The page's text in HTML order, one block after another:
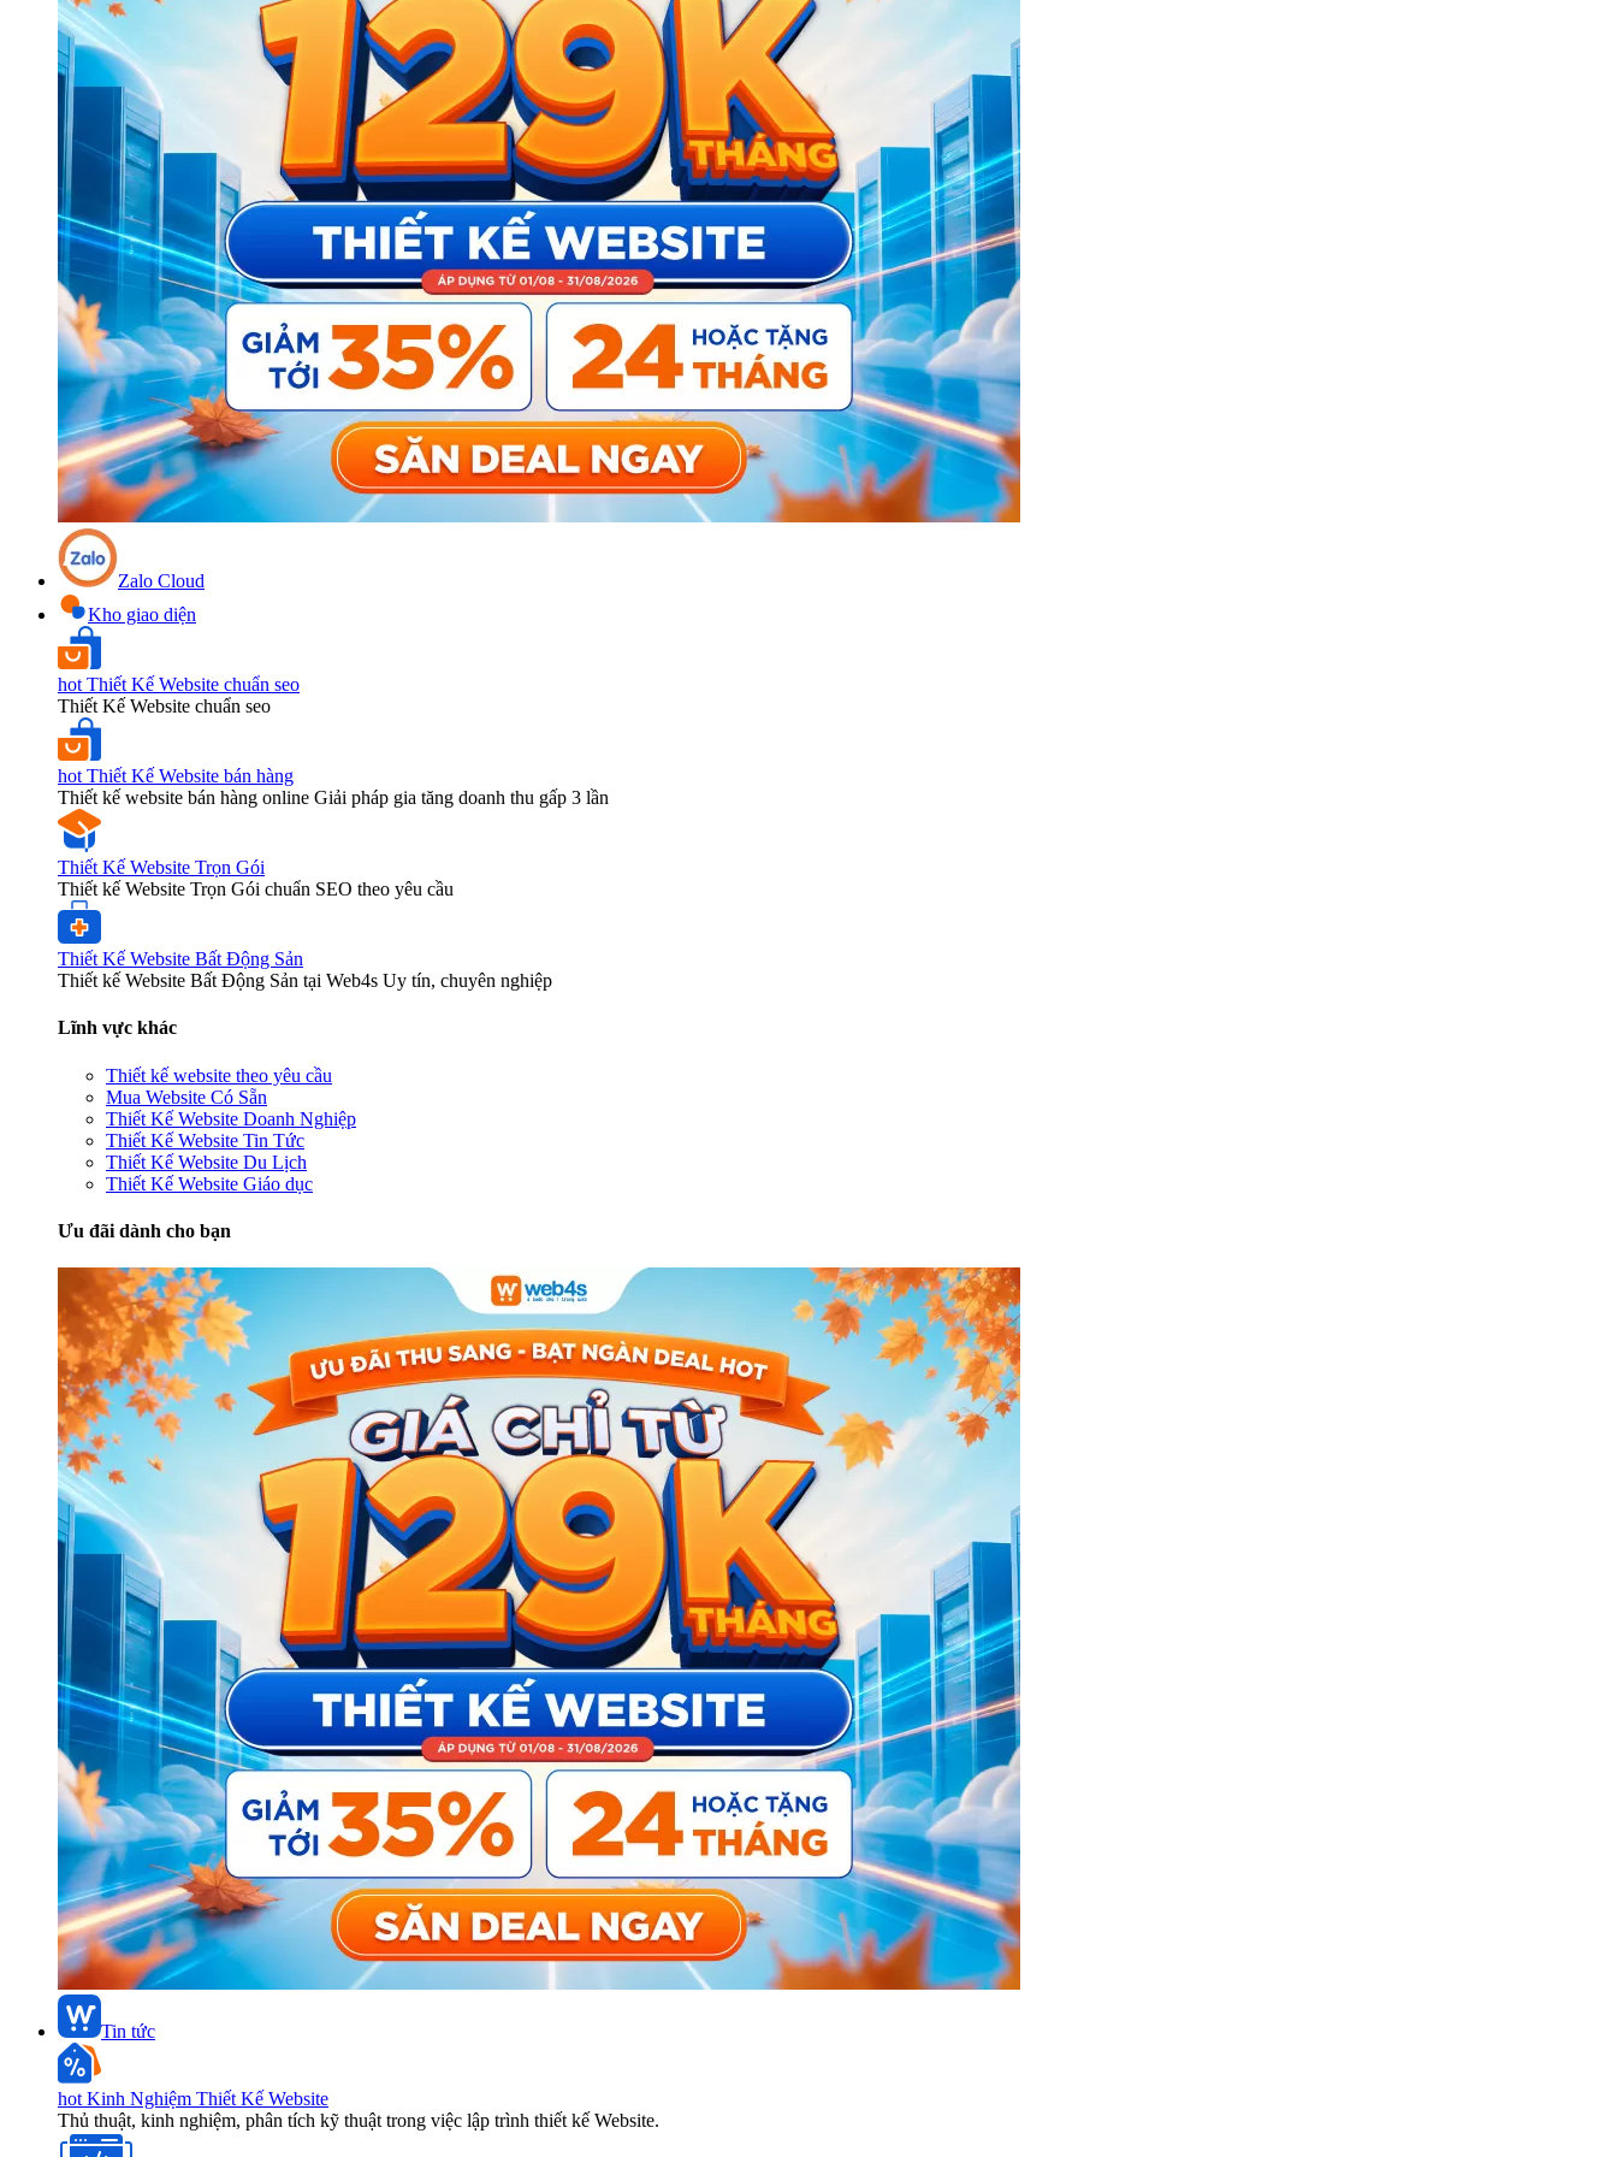
Zalo Cloud
Kho giao diện
hot Thiết Kế Website chuẩn seo
Thiết Kế Website chuẩn seo
hot Thiết Kế Website bán hàng
Thiết kế website bán hàng online Giải pháp gia tăng doanh thu gấp 3 lần
Thiết Kế Website Trọn Gói
Thiết kế Website Trọn Gói chuẩn SEO theo yêu cầu
Thiết Kế Website Bất Động Sản
Thiết kế Website Bất Động Sản tại Web4s Uy tín, chuyên nghiệp
Lĩnh vực khác
Thiết kế website theo yêu cầu
Mua Website Có Sẵn
Thiết Kế Website Doanh Nghiệp
Thiết Kế Website Tin Tức
Thiết Kế Website Du Lịch
Thiết Kế Website Giáo dục
Ưu đãi dành cho bạn
Tin tức
hot Kinh Nghiệm Thiết Kế Website
Thủ thuật, kinh nghiệm, phân tích kỹ thuật trong việc lập trình thiết kế Website.